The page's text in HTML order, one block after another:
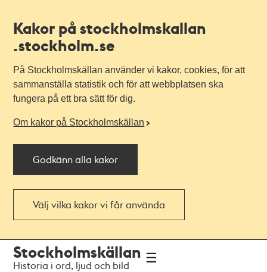
Kakor på stockholmskallan
.stockholm.se
På Stockholmskällan använder vi kakor, cookies, för att
sammanställa statistik och för att webbplatsen ska
fungera på ett bra sätt för dig.
Om kakor på Stockholmskällan
Godkänn alla kakor
Välj vilka kakor vi får använda
navigationen
huvudinnehållet
Stockholmskällan
Historia i ord, ljud och bild